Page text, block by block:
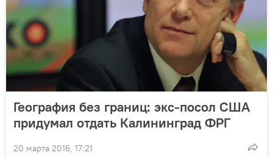
География без границ: экс-посол США
придумал отдать Калининград ФРГ
20 марта 2016, 17:21